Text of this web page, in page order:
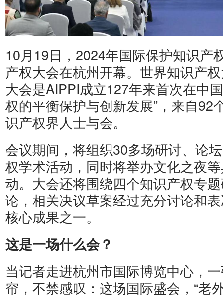
10月19日，2024年国际保护知识产
产权大会在杭州开幕。世界知识产
大会是AIPPI成立127年来首次在中
权的平衡保护与创新发展”，来自92
识产权界人士与会。
会议期间，将组织30多场研讨、论
权学术活动，同时将举办文化之夜
动。大会还将围绕四个知识产权专
论，相关决议草案经过充分讨论和
核心成果之一。
这是一场什么会？
当记者走进杭州市国际博览中心，
帘，不禁感叹：这场国际盛会，“老